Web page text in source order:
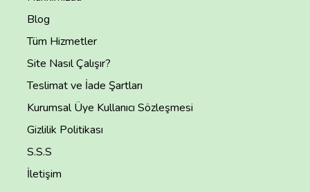
Blog
Tüm Hizmetler
Site Nasıl Çalışır?
Teslimat ve İade Şartları
Kurumsal Üye Kullanıcı Sözleşmesi
Gizlilik Politikası
S.S.S
İletişim